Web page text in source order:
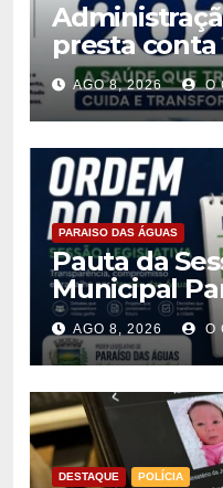
presta
semestre de
AGO 8, 2026 O
PARAISO DAS ÁGUAS
Pauta da
Municipal
AGO 8, 2026 O
DESTAQUE POLÍCIA